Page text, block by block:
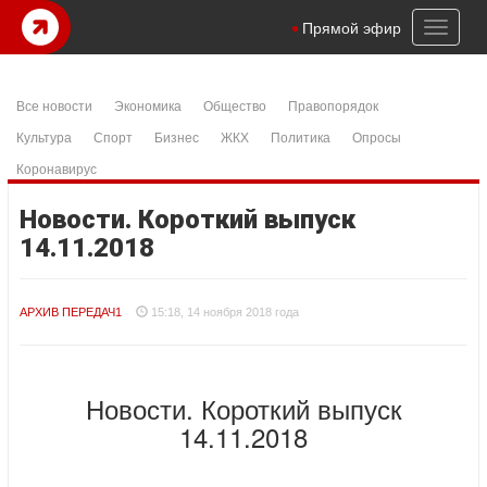
Toggle
Прямой эфир
Все новости Экономика Общество
Правопорядок
Культура
Спорт Бизнес ЖКХ Политика
Опросы
Коронавирус
Новости. Короткий выпуск
14.11.2018
АРХИВ ПЕРЕДАЧ1 15:18, 14 ноября 2018 года
Новости. Короткий выпуск
14.11.2018